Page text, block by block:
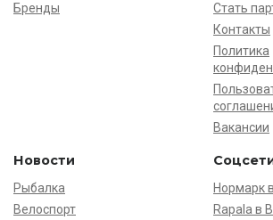
Бренды
Стать
Контакты
Политика
Вакансии
Новости
Рыбалка
Велоспорт
Нормарк
Rapala в